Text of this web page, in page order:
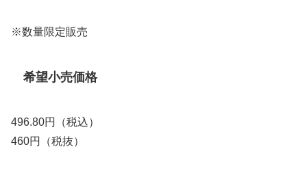
※数量限定販売
希望小売価格
496.80円（税込）
460円（税抜）